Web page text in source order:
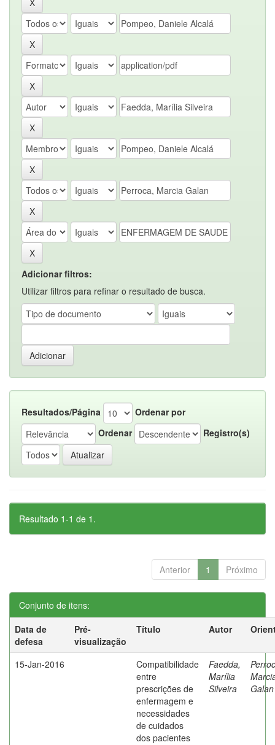
Adicionar filtros:
Utilizar filtros para refinar o resultado de busca.
Resultados/Página
Ordenar por
Ordenar
Registro(s)
Resultado 1-1 de 1.
Anterior 1 Próximo
Conjunto de itens:
Data de
defesa
Pré-
visualização
Título Autor
15-Jan-2016
Compatibilidade
entre
prescrições de
enfermagem e
necessidades
de cuidados
dos pacientes
Faedda,
Marília
Silveira
Galan